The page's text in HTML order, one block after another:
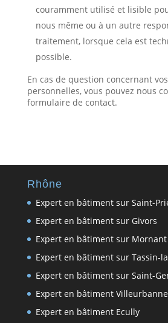
couramment utilisé et lisible
nous même ou à un autre
traitement, lorsque cela est
possible.
En cas de question concernant
personnelles, vous pouvez nous
formulaire de contact.
Rhône
Expert en bâtiment sur Saint-
Expert en bâtiment sur Givors
Expert en bâtiment sur Mornant
Expert en bâtiment sur Tassin-
Expert en bâtiment sur Saint-
Expert en bâtiment Villeurbanne
Expert en bâtiment Ecully